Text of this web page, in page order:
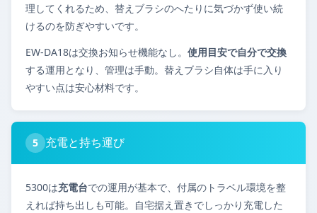
理してくれるため、替えブラシのへたりに気づかず使い続
けるのを防ぎやすいです。
EW-DA18は交換お知らせ機能なし。 使用目安で自分で交換
する運用となり、管理は手動。替えブラシ自体は手に入り
やすい点は安心材料です。
5 充電と持ち運び
5300は充電台での運用が基本で、付属のトラベル環境を整
えれば持ち出しも可能。自宅据え置きでしっかり充電した